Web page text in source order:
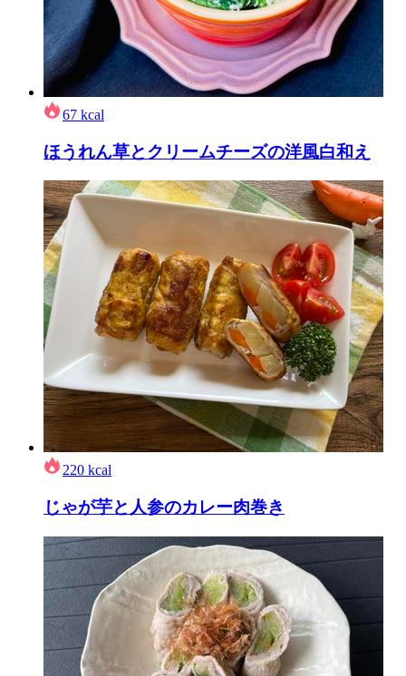
67 kcal
ほうれん草とクリームチーズの洋風白和え
220 kcal
じゃが芋と人参のカレー肉巻き